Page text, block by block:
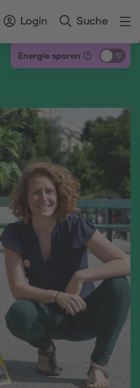
Login Suche
Energie sparen